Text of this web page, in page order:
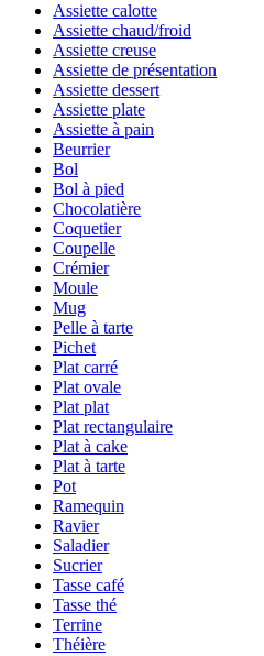
Assiette calotte
Assiette chaud/froid
Assiette creuse
Assiette de présentation
Assiette dessert
Assiette plate
Assiette à pain
Beurrier
Bol
Bol à pied
Chocolatière
Coquetier
Coupelle
Crémier
Moule
Mug
Pelle à tarte
Pichet
Plat carré
Plat ovale
Plat plat
Plat rectangulaire
Plat à cake
Plat à tarte
Pot
Ramequin
Ravier
Saladier
Sucrier
Tasse café
Tasse thé
Terrine
Théière